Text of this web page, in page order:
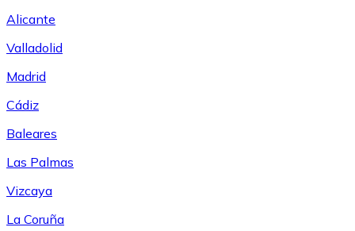
Alicante
Valladolid
Madrid
Cádiz
Baleares
Las Palmas
Vizcaya
La Coruña